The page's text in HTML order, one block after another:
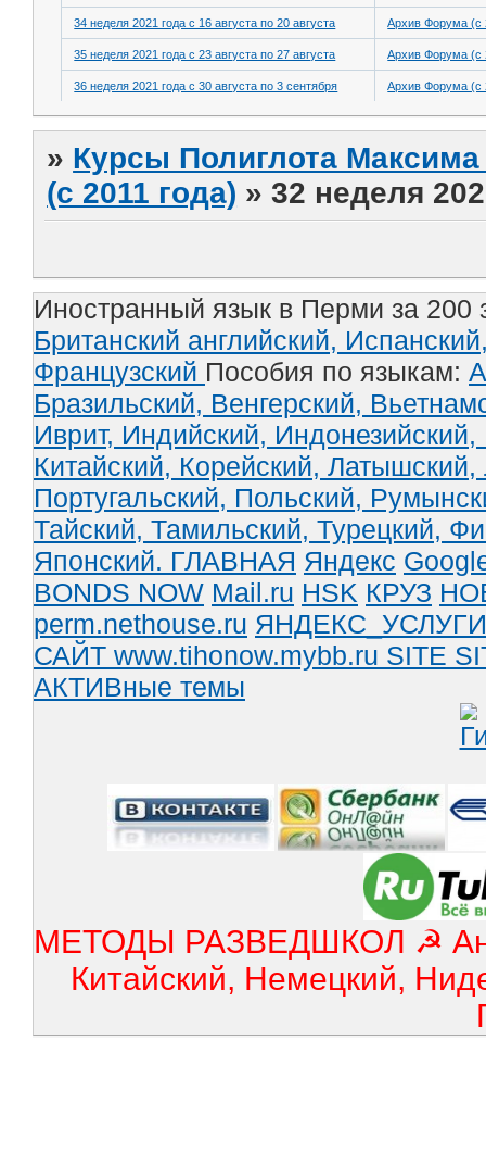
34 неделя 2021 года с 16 августа по 20 августа Архив Форума (с
35 неделя 2021 года с 23 августа по 27 августа Архив Форума (с
36 неделя 2021 года с 30 августа по 3 сентября Архив Форума (с
» Курсы Полиглота
(с 2011 года) »32 неделя
Иностранный язык в Перми за 200
Британский английский,
Французский Пособия по языкам:
Бразильский, Венгерский,
Иврит, Индийский, Индонезийский,
Китайский, Корейский, Латышский,
Португальский, Польский,
Тайский, Тамильский, Турецкий,
Японский. ГЛАВНАЯ Яндекс
BONDS NOW Mail.ru HSK КРУЗ
perm.nethouse.ru ЯНДЕКС_УСЛУГИ
САЙТ www.tihonow.mybb.ru SITE
АКТИВные темы
МЕТОДЫ РАЗВЕДШКОЛ ☭
Китайский, Немецкий,